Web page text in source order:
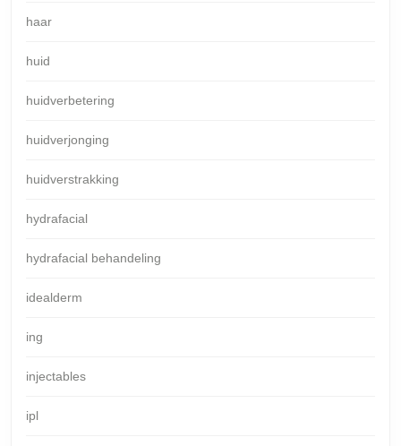
haar
huid
huidverbetering
huidverjonging
huidverstrakking
hydrafacial
hydrafacial behandeling
idealderm
ing
injectables
ipl